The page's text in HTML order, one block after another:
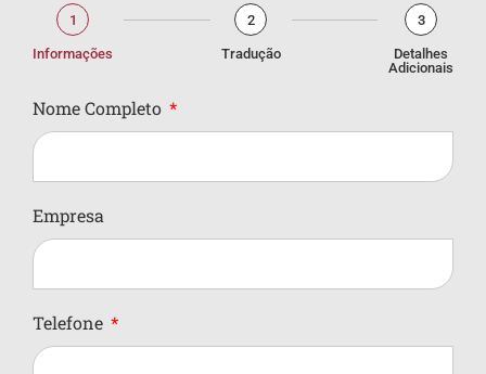
1
Informações
2
Tradução
3
Detalhes
Adicionais
Nome Completo
Empresa
Telefone